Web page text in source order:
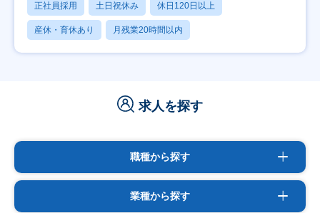
正社員採用 土日祝休み 休日120日以上
産休・育休あり 月残業20時間以内
求人を探す
職種から探す
業種から探す